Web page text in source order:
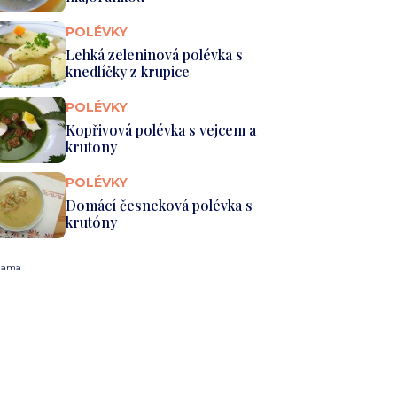
POLÉVKY
Lehká zeleninová polévka s
knedlíčky z krupice
POLÉVKY
Kopřivová polévka s vejcem a
krutony
POLÉVKY
Domácí česneková polévka s
krutóny